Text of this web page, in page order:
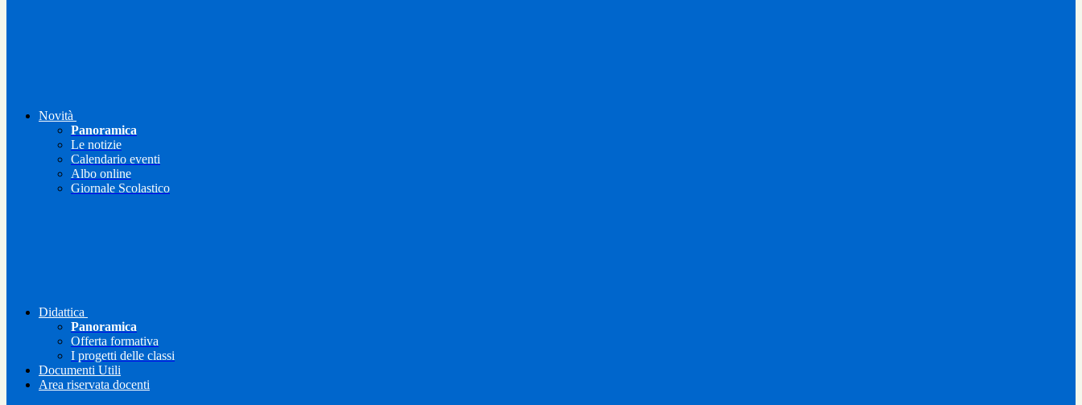
Novità
Panoramica
Le notizie
Calendario eventi
Albo online
Giornale Scolastico
Didattica
Panoramica
Offerta formativa
I progetti delle classi
Documenti Utili
Area riservata docenti